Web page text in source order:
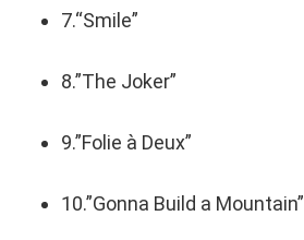
7.“Smile”
8.”The Joker”
9.”Folie à Deux”
10.”Gonna Build a Mountain”